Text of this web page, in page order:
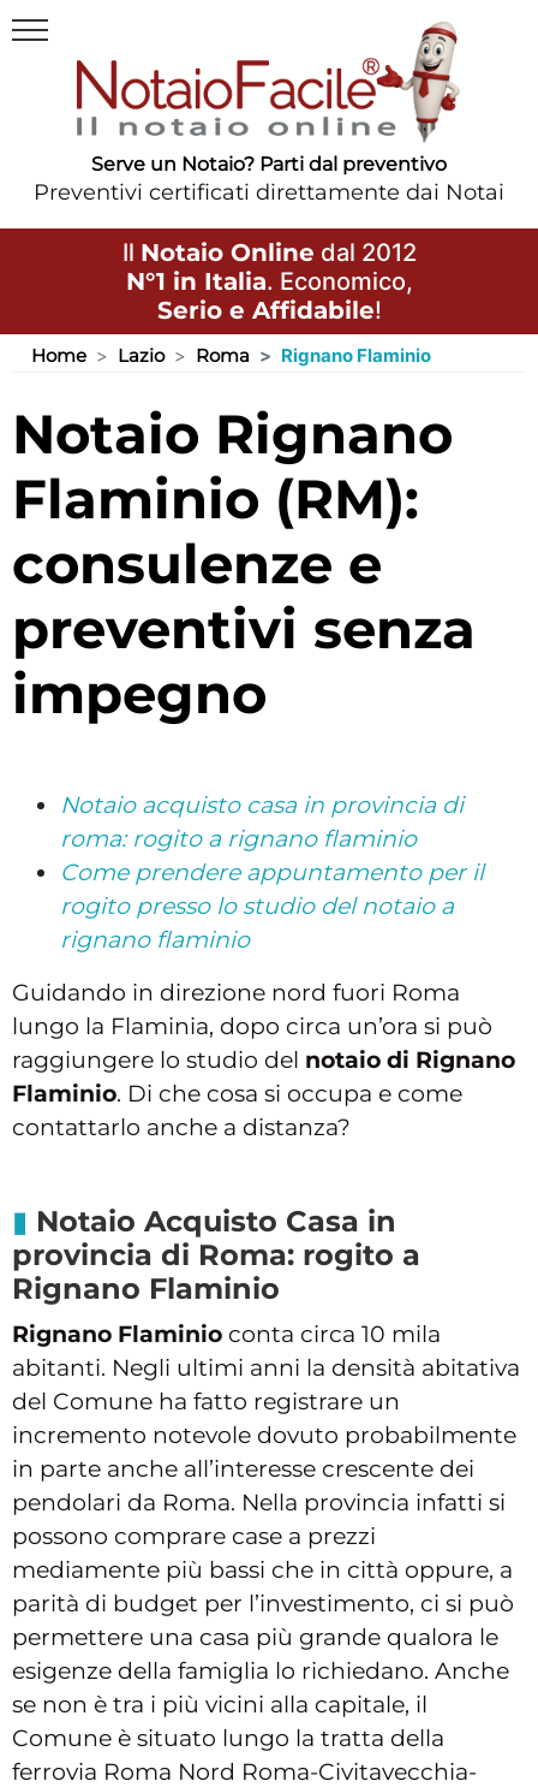
Serve un Notaio? Parti dal preventivo
Preventivi certificati direttamente dai Notai
Il Notaio Online dal 2012
N°1 in Italia. Economico,
Serio e Affidabile!
Home Lazio Roma Rignano Flaminio
Notaio Rignano
Flaminio (RM):
consulenze e
preventivi senza
impegno
Notaio acquisto casa in provincia di
roma: rogito a rignano flaminio
Come prendere appuntamento per il
rogito presso lo studio del notaio a
rignano flaminio
Guidando in direzione nord fuori Roma
lungo la Flaminia, dopo circa un’ora si può
raggiungere lo studio del notaio di Rignano
Flaminio. Di che cosa si occupa e come
contattarlo anche a distanza?
Notaio Acquisto Casa in
provincia di Roma: rogito a
Rignano Flaminio
Rignano Flaminio conta circa 10 mila
abitanti. Negli ultimi anni la densità abitativa
del Comune ha fatto registrare un
incremento notevole dovuto probabilmente
in parte anche all’interesse crescente dei
pendolari da Roma. Nella provincia infatti si
possono comprare case a prezzi
mediamente più bassi che in città oppure, a
parità di budget per l’investimento, ci si può
permettere una casa più grande qualora le
esigenze della famiglia lo richiedano. Anche
se non è tra i più vicini alla capitale, il
Comune è situato lungo la tratta della
ferrovia Roma Nord Roma-Civitavecchia-